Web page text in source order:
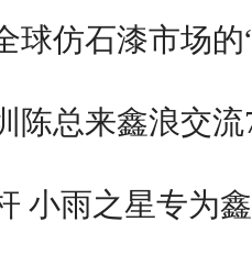
球仿石漆市场
陈总来鑫浪交
小雨之星专为